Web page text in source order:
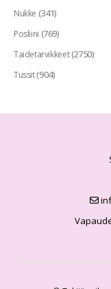
Nukke (341)
Posliini (769)
Taidetarvikkeet(2750)
Tussit(904)